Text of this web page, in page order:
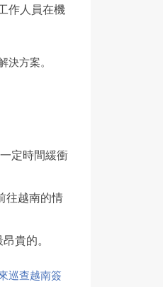
作人員在機
方案。
定時間緩衝
往越南的情
貴的。
巡查越南簽